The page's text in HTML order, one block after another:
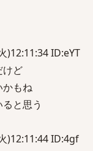
)12:11:34 ID:eYT
けど
かもね
と思う
)12:11:44 ID:4gf